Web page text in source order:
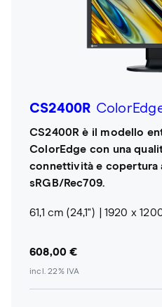
CS2400R
CS2400R è il modello
ColorEdge con una
connettività e copertura
sRGB/Rec709.
61,1 cm (24,1") 1920 x
608,00 €
incl. 22% IVA